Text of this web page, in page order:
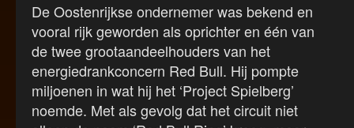
De Oostenrijkse ondernemer was bekend en
vooral rijk geworden als oprichter en één van
de twee grootaandeelhouders van het
energiedrankconcern Red Bull. Hij pompte
miljoenen in wat hij het ‘Project Spielberg’
noemde. Met als gevolg dat het circuit niet